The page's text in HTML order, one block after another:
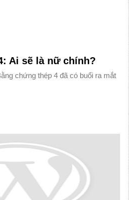
Ai sẽ là nữ chính?
chứng thép 4 đã có buổi ra mắt